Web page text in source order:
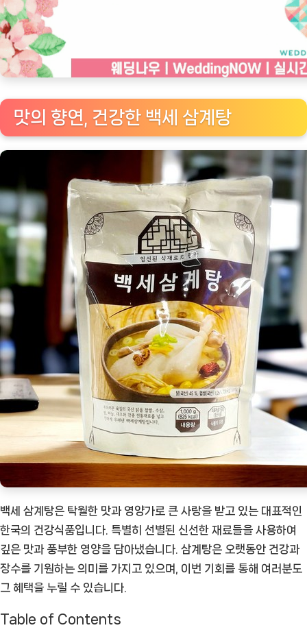
다
백
세
삼
10
팩
/
총
10kg!
ㅣ
추
천
맛의 향연, 건강한 백세 삼계탕
백세 삼계탕은 탁월한 맛과 영양가로 큰 사랑을 받고 있는 대표적인
한국의 건강식품입니다. 특별히 선별된 신선한 재료들을 사용하여
깊은 맛과 풍부한 영양을 담아냈습니다. 삼계탕은 오랫동안 건강과
장수를 기원하는 의미를 가지고 있으며, 이번 기회를 통해 여러분도
그 혜택을 누릴 수 있습니다.
Table of Contents